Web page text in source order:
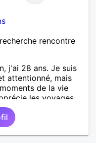
rencontre
j'ai 28 ans. Je suis
attentionné, mais
de la vie
les voyages,
et les moments de
personne
belles
sérieuse basée